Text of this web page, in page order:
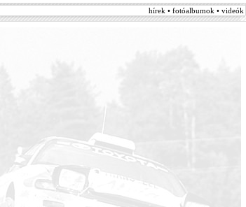
hírek • fotóalbumok • videók